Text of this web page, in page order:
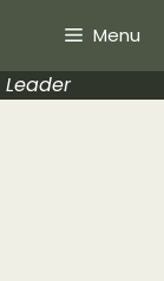
Menu
Leader